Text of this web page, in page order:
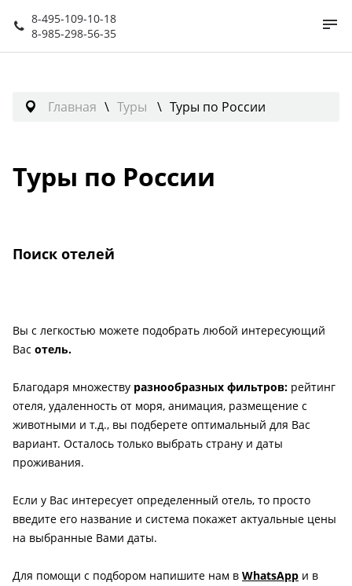
8-495-109-10-18
8-985-298-56-35
Главная Туры Туры по России
Туры по России
Поиск отелей
Вы с легкостью можете подобрать любой интересующий
Вас отель.
Благодаря множеству разнообразных фильтров: рейтинг
отеля, удаленность от моря, анимация, размещение с
животными и т.д., вы подберете оптимальный для Вас
вариант. Осталось только выбрать страну и даты
проживания.
Если у Вас интересует определенный отель, то просто
введите его название и система покажет актуальные цены
на выбранные Вами даты.
Для помощи с подбором напишите нам в WhatsApp и в